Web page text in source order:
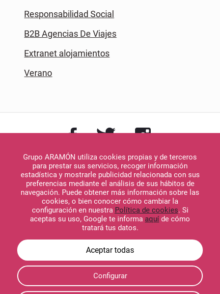
Grupo ARAMÓN utiliza cookies propias y de terceros
para prestar sus servicios, recoger información
estadística y mostrarle publicidad relacionada con sus
preferencias mediante el análisis de sus hábitos de
navegación. Puede obtener más información sobre las
cookies, o bien conocer cómo cambiar la
configuración en nuestra Política de cookies. Si
aceptas su uso, Google te informa aquí de cómo
tratará tus datos.
Configurar
Responsabilidad Social
B2B Agencias De Viajes
Extranet alojamientos
Verano
Descargar en
App Store
Descargar en
Google Play